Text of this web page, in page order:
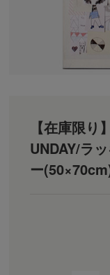
【在庫限
UNDAY/ラ
ー